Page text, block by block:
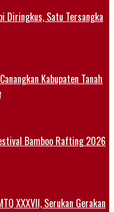
Diringkus, Satu Tersangka
Kabupaten Tanah
Bamboo Rafting 2026
XXXVII, Serukan Gerakan